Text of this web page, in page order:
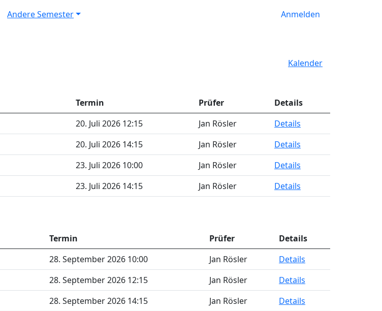
Andere Semester Anmelden
Kalender
Termin Prüfer
Details
20. Juli 2026 12:15 Jan Rösler
Details
20. Juli 2026 14:15 Jan Rösler
Details
23. Juli 2026 10:00 Jan Rösler
Details
23. Juli 2026 14:15 Jan Rösler Details
Termin Prüfer
Details
28. September 2026 10:00 Jan Rösler
Details
28. September 2026 12:15 Jan Rösler
Details
28. September 2026 14:15 Jan Rösler Details